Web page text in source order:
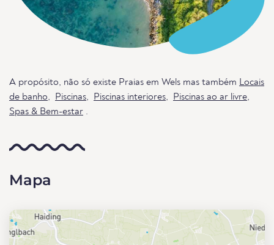
A propósito, não só existe Praias em Wels mas também Locais
de banho, Piscinas, Piscinas interiores, Piscinas ao ar livre,
Spas & Bem-estar .
Mapa